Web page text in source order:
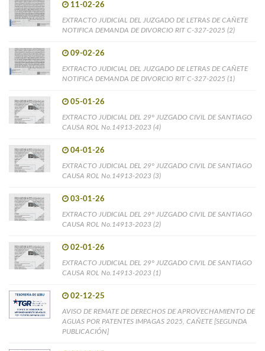
11-02-26
EXTRACTO JUDICIAL DEL JUZGADO DE LETRAS DE CAÑETE
NOTIFICA DEMANDA DE DIVORCIO RIT C-327-2025 (2)
09-02-26
EXTRACTO JUDICIAL DEL JUZGADO DE LETRAS DE CAÑETE
NOTIFICA DEMANDA DE DIVORCIO RIT C-327-2025 (1)
05-01-26
EXTRACTO JUDICIAL DEL 29° JUZGADO CIVIL DE SANTIAGO
CAUSA ROL No.14913-2023 (4)
04-01-26
EXTRACTO JUDICIAL DEL 29° JUZGADO CIVIL DE SANTIAGO
CAUSA ROL No.14913-2023 (3)
03-01-26
EXTRACTO JUDICIAL DEL 29° JUZGADO CIVIL DE SANTIAGO
CAUSA ROL No.14913-2023 (2)
02-01-26
EXTRACTO JUDICIAL DEL 29° JUZGADO CIVIL DE SANTIAGO
CAUSA ROL No.14913-2023 (1)
02-12-25
AVISO DE REMATE DE DERECHOS DE APROVECHAMIENTO DE
AGUAS POR PATENTES IMPAGAS 2025, CAÑETE [SEGUNDA
PUBLICACIÓN]